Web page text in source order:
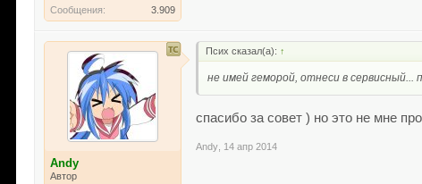
Сообщения:
3.909
Andy
Автор
Псих сказал(а): ↑
не имей геморой, отнеси в
спасибо за совет ) но это не мне
Andy 14 апр 2014